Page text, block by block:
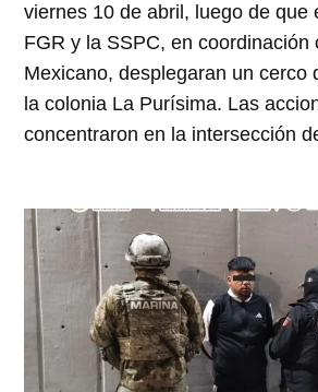
viernes 10 de abril, luego de que
FGR y la SSPC, en coordinación
Mexicano, desplegaran un cerco
la colonia La Purísima. Las
concentraron en la intersección